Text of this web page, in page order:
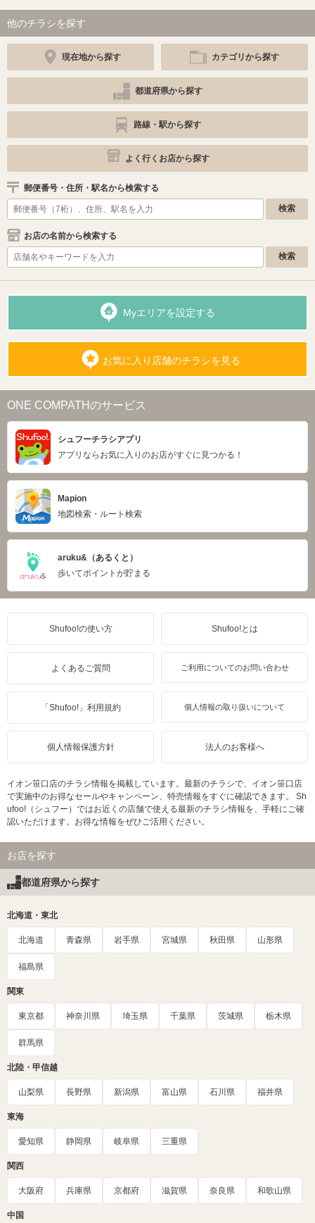
他のチラシを探す
現在地から探す カテゴリから探す
都道府県から探す
路線・駅から探す
よく行くお店から探す
郵便番号・住所・駅名から検索する
お店の名前から検索する
Myエリアを設定する
お気に入り店舗のチラシを見る
ONE COMPATHのサービス
シュフーチラシアプリ
アプリならお気に入りのお店がすぐに見つかる！
Mapion
地図検索・ルート検索
aruku&（あるくと）
歩いてポイントが貯まる
Shufoo!の使い方 Shufoo!とは
よくあるご質問 ご利用についてのお問い合わせ
「Shufoo!」利用規約 個人情報の取り扱いについて
個人情報保護方針 法人のお客様へ
イオン笹口店のチラシ情報を掲載しています。最新のチラシで、イオン笹口店
で実施中のお得なセールやキャンペーン、特売情報をすぐに確認できます。 Sh
ufoo!（シュフー）ではお近くの店舗で使える最新のチラシ情報を、手軽にご確
認いただけます。お得な情報をぜひご活用ください。
お店を探す
都道府県から探す
北海道・東北
北海道 青森県 岩手県 宮城県 秋田県 山形県
福島県
関東
東京都 神奈川県 埼玉県 千葉県 茨城県 栃木県
群馬県
北陸・甲信越
山梨県 長野県 新潟県 富山県 石川県 福井県
東海
愛知県 静岡県 岐阜県 三重県
関西
大阪府 兵庫県 京都府 滋賀県 奈良県 和歌山県
中国